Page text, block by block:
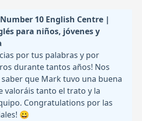
Number 10 English Centre |
para niños, jóvenes y
por tus palabras y por
durante tantos años! Nos
que Mark tuvo una buena
valoráis tanto el trato y la
Congratulations por las
😀